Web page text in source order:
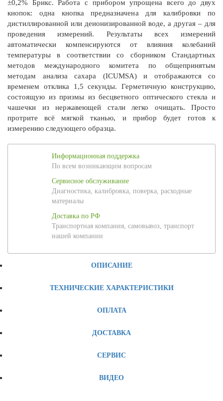
±0,2% Брикс. Работа с прибором упрощена всего до двух
кнопок: одна кнопка предназначена для калибровки по
дистиллированной или деионизированной воде, а другая – для
проведения измерений. Результаты всех измерений
автоматически компенсируются от влияния колебаний
температуры в соответствии со сборником Стандартных
методов международного комитета по общепринятым
методам анализа сахара (ICUMSA) и отображаются со
временем отклика 1,5 секунды. Герметичную конструкцию,
состоящую из призмы из бесцветного оптического стекла и
чашечки из нержавеющей стали легко очищать. Просто
протрите всё мягкой тканью, и прибор будет готов к
измерению следующего образца.
Информационная поддержка
По всем возникающим вопросам
Сервисное обслуживание
Диагностика, калибровка, поверка, расходные
материалы
Доставка по РФ
Транспортная компания, самовывоз, транспорт
нашей компании
ОПИСАНИЕ
ТЕХНИЧЕСКИЕ ХАРАКТЕРИСТИКИ
ОПЛАТА
ДОСТАВКА
СЕРВИС
ВИДЕО